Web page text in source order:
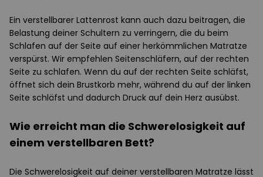
Ein verstellbarer Lattenrost kann auch dazu beitragen, die
Belastung deiner Schultern zu verringern, die du beim
Schlafen auf der Seite auf einer herkömmlichen Matratze
verspürst. Wir empfehlen Seitenschläfern, auf der rechten
Seite zu schlafen. Wenn du auf der rechten Seite schläfst,
öffnet sich dein Brustkorb mehr, während du auf der linken
Seite schläfst und dadurch Druck auf dein Herz ausübst.
Wie erreicht man die Schwerelosigkeit auf
einem verstellbaren Bett?
Die Schwerelosigkeit auf deiner verstellbaren Matratze lässt